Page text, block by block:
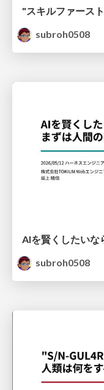
"スキルファース
subroh0508
AIを賢くしたいな
subroh0508